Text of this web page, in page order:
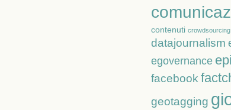
contenuti crowdsourcing
datajournalism
egovernance
facebook
geotagging